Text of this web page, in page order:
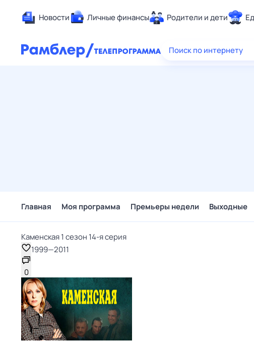
Новости Личные финансы Родители и дети
Здоровье
Поиск по интернету
Главная Моя программа Премьеры недели Выходные
Каменская 1 сезон 14-я серия
1999—2011
0